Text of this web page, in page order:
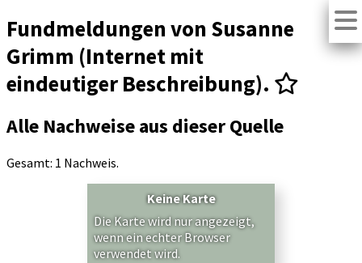
Fundmeldungen von Susanne
Grimm (Internet mit
eindeutiger Beschreibung).
Alle Nachweise aus dieser Quelle
Gesamt: 1 Nachweis.
Keine Karte
Die Karte wird nur angezeigt,
wenn ein echter Browser
verwendet wird.